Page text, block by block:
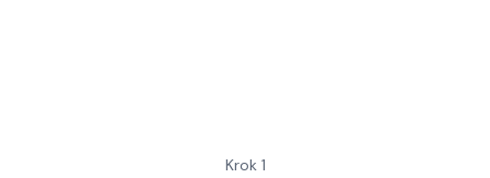
Krok 1